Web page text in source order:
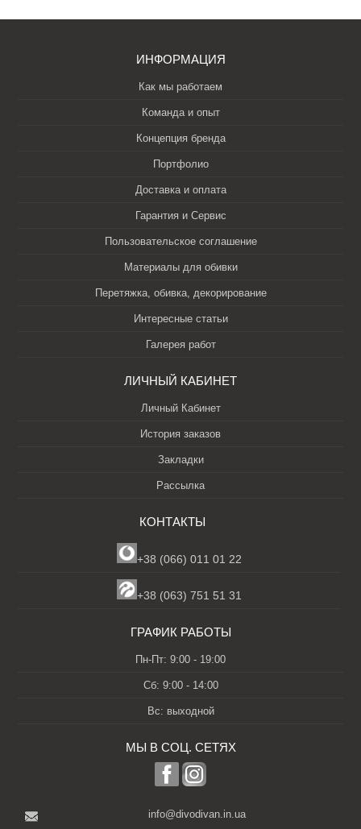
ИНФОРМАЦИЯ
Как мы работаем
Команда и опыт
Концепция бренда
Портфолио
Доставка и оплата
Гарантия и Сервис
Пользовательское соглашение
Материалы для обивки
Перетяжка, обивка, декорирование
Интересные статьи
Галерея работ
ЛИЧНЫЙ КАБИНЕТ
Личный Кабинет
История заказов
Закладки
Рассылка
КОНТАКТЫ
+38 (066) 011 01 22
+38 (063) 751 51 31
ГРАФИК РАБОТЫ
Пн-Пт: 9:00 - 19:00
Сб: 9:00 - 14:00
Вс: выходной
МЫ В СОЦ. СЕТЯХ
info@divodivan.in.ua